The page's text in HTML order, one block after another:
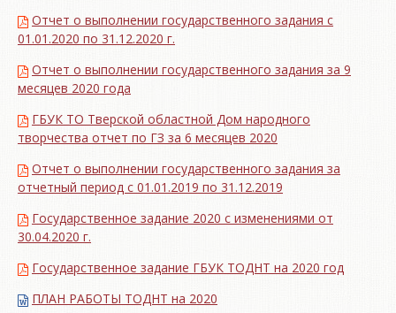
Отчет о выполнении государственного задания с
01.01.2020 по 31.12.2020 г.
Отчет о выполнении государственного задания за 9
месяцев 2020 года
ГБУК ТО Тверской областной Дом народного
творчества отчет по ГЗ за 6 месяцев 2020
Отчет о выполнении государственного задания за
отчетный период с 01.01.2019 по 31.12.2019
Государственное задание 2020 с изменениями от
30.04.2020 г.
Государственное задание ГБУК ТОДНТ на 2020 год
ПЛАН РАБОТЫ ТОДНТ на 2020